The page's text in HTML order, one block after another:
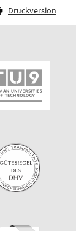
Druckversion